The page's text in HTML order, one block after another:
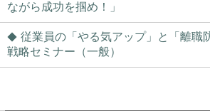
ながら成功を掴め！」
従業員の「やる気アップ」と「離職
戦略セミナー（一般）